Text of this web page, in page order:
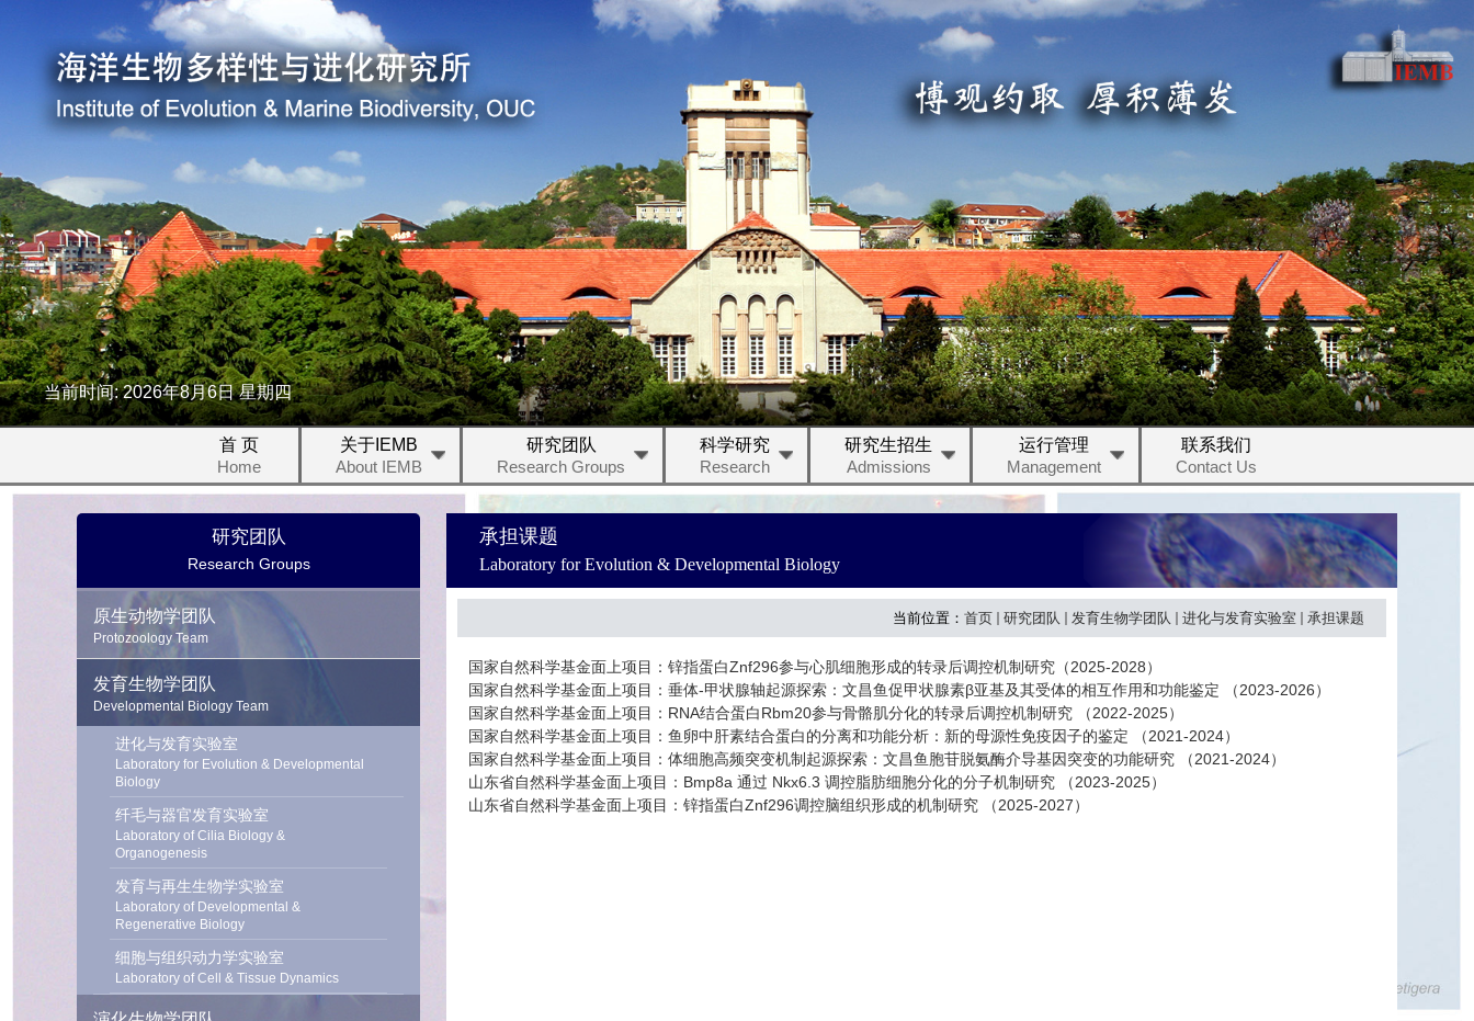
当前时间:2026年8月6日星期四
首 页
Home
关于IEMB
About IEMB
研究团队
Research Groups
科学研究
Research
研究生招生
Admissions
运行管理
Management
联系我们
Contact Us
研究团队
Research Groups
原生动物学团队
Protozoology Team
发育生物学团队
Developmental Biology Team
进化与发育实验室
Laboratory for Evolution & Developmental
Biology
纤毛与器官发育实验室
Laboratory of Cilia Biology &
Organogenesis
发育与再生生物学实验室
Laboratory of Developmental &
Regenerative Biology
细胞与组织动力学实验室
Laboratory of Cell & Tissue Dynamics
承担课题
Laboratory for Evolution & Developmental Biology
当前位置： 首页 研究团队 发育生物学团队 进化与发育实验室 承担课题
国家自然科学基金面上项目：锌指蛋白Znf296参与心肌细胞形成的转录后调控机制研究（2025-2028）
国家自然科学基金面上项目：垂体-甲状腺轴起源探索：文昌鱼促甲状腺素β亚基及其受体的相互作用和功能鉴定 （2023-2026）
国家自然科学基金面上项目：RNA结合蛋白Rbm20参与骨骼肌分化的转录后调控机制研究 （2022-2025）
国家自然科学基金面上项目：鱼卵中肝素结合蛋白的分离和功能分析：新的母源性免疫因子的鉴定 （2021-2024）
国家自然科学基金面上项目：体细胞高频突变机制起源探索：文昌鱼胞苷脱氨酶介导基因突变的功能研究 （2021-2024）
山东省自然科学基金面上项目：Bmp8a 通过 Nkx6.3 调控脂肪细胞分化的分子机制研究 （2023-2025）
山东省自然科学基金面上项目：锌指蛋白Znf296调控脑组织形成的机制研究 （2025-2027）